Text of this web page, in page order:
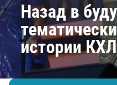
Назад в
истории КХЛ